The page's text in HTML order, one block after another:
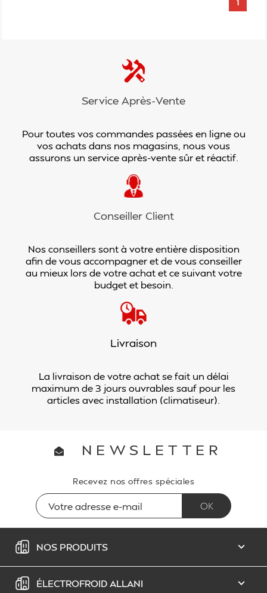
1
Service Après-Vente
Pour toutes vos commandes passées en ligne ou
vos achats dans nos magasins, nous vous
assurons un service après-vente sûr et réactif.
Conseiller Client
Nos conseillers sont à votre entière disposition
afin de vous accompagner et de vous conseiller
au mieux lors de votre achat et ce suivant votre
budget et besoin.
Livraison
La livraison de votre achat se fait un délai
maximum de 3 jours ouvrables sauf pour les
articles avec installation (climatiseur).
NEWSLETTER
Recevez nos offres spéciales
NOS PRODUITS 
ÉLECTROFROID ALLANI 